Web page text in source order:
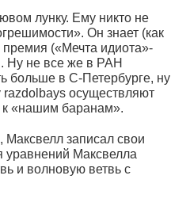
лунку. Ему никто не
Он знает (как
премия («Мечта идиота»-
Ну не все же в РАН
больше в С-Петербурге, ну
осуществляют
к «нашим баранам».
записал свои
уравнений Максвелла
и волновую ветвь с